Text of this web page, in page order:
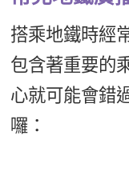
搭乘地鐵時經
包含著重要的
心就可能會錯
囉：